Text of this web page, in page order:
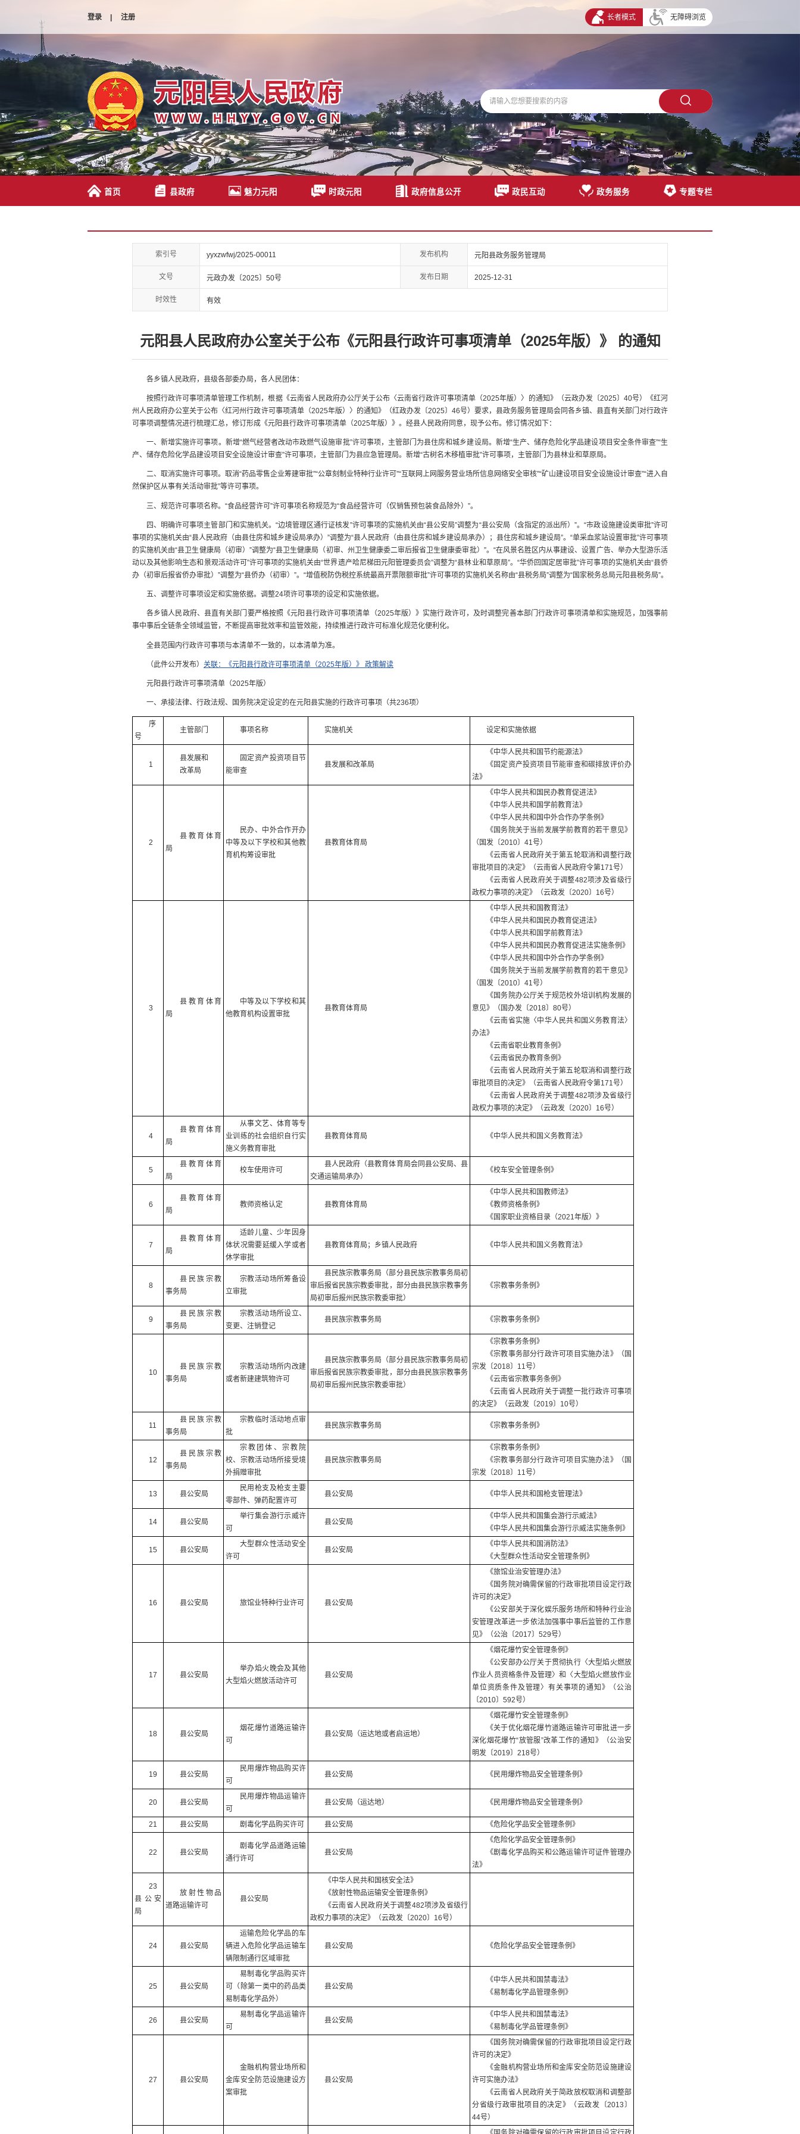
登录 | 注册 长者模式 无障碍浏览
首页 县政府 魅力元阳 时政元阳 政府信息公开 政民互动 政务服务 专题专栏
索引号 yyxzwfwj/2025-00011 发布机构 元阳县政务服务管理局
文号 元政办发〔2025〕50号 发布日期 2025-12-31
时效性 有效
元阳县人民政府办公室关于公布《元阳县行政许可事项清单（2025年版）》 的通知
各乡镇人民政府，县级各部委办局，各人民团体：
按照行政许可事项清单管理工作机制，根据《云南省人民政府办公厅关于公布〈云南省行政许可事项清单（2025年版）〉的通知》（云政办发〔2025〕40号）《红河
州人民政府办公室关于公布〈红河州行政许可事项清单（2025年版）〉的通知》（红政办发〔2025〕46号）要求，县政务服务管理局会同各乡镇、县直有关部门对行政许
可事项调整情况进行梳理汇总，修订形成《元阳县行政许可事项清单（2025年版）》。经县人民政府同意，现予公布。修订情况如下：
一、新增实施许可事项。新增“燃气经营者改动市政燃气设施审批”许可事项，主管部门为县住房和城乡建设局。新增“生产、储存危险化学品建设项目安全条件审查”“生
产、储存危险化学品建设项目安全设施设计审查”许可事项，主管部门为县应急管理局。新增“古树名木移植审批”许可事项，主管部门为县林业和草原局。
二、取消实施许可事项。取消“药品零售企业筹建审批”“公章刻制业特种行业许可”“互联网上网服务营业场所信息网络安全审核”“矿山建设项目安全设施设计审查”“进入自
然保护区从事有关活动审批”等许可事项。
三、规范许可事项名称。“食品经营许可”许可事项名称规范为“食品经营许可（仅销售预包装食品除外）”。
四、明确许可事项主管部门和实施机关。“边境管理区通行证核发”许可事项的实施机关由“县公安局”调整为“县公安局（含指定的派出所）”。“市政设施建设类审批”许可
事项的实施机关由“县人民政府（由县住房和城乡建设局承办）”调整为“县人民政府（由县住房和城乡建设局承办）；县住房和城乡建设局”。“单采血浆站设置审批”许可事项
的实施机关由“县卫生健康局（初审）”调整为“县卫生健康局（初审、州卫生健康委二审后报省卫生健康委审批）”。“在风景名胜区内从事建设、设置广告、举办大型游乐活
动以及其他影响生态和景观活动许可”许可事项的实施机关由“世界遗产哈尼梯田元阳管理委员会”调整为“县林业和草原局”。“华侨回国定居审批”许可事项的实施机关由“县侨
办（初审后报省侨办审批）”调整为“县侨办（初审）”。“增值税防伪税控系统最高开票限额审批”许可事项的实施机关名称由“县税务局”调整为“国家税务总局元阳县税务局”。
五、调整许可事项设定和实施依据。调整24项许可事项的设定和实施依据。
各乡镇人民政府、县直有关部门要严格按照《元阳县行政许可事项清单（2025年版）》实施行政许可，及时调整完善本部门行政许可事项清单和实施规范，加强事前
事中事后全链条全领域监管，不断提高审批效率和监管效能，持续推进行政许可标准化规范化便利化。
全县范围内行政许可事项与本清单不一致的，以本清单为准。
（此件公开发布） 关联：《元阳县行政许可事项清单（2025年版）》 政策解读
元阳县行政许可事项清单（2025年版）
一、承接法律、行政法规、国务院决定设定的在元阳县实施的行政许可事项（共236项）
序
号
主管部门 事项名称 实施机关 设定和实施依据
1
县发展和
改革局
固定资产投资项目节
能审查
县发展和改革局
《中华人民共和国节约能源法》
《固定资产投资项目节能审查和碳排放评价办
法》
2
县教育体育
局
民办、中外合作开办
中等及以下学校和其他教
育机构筹设审批
县教育体育局
《中华人民共和国民办教育促进法》
《中华人民共和国学前教育法》
《中华人民共和国中外合作办学条例》
《国务院关于当前发展学前教育的若干意见》
（国发〔2010〕41号）
《云南省人民政府关于第五轮取消和调整行政
审批项目的决定》（云南省人民政府令第171号）
《云南省人民政府关于调整482项涉及省级行
政权力事项的决定》（云政发〔2020〕16号）
3
县教育体育
局
中等及以下学校和其
他教育机构设置审批
县教育体育局
《中华人民共和国教育法》
《中华人民共和国民办教育促进法》
《中华人民共和国学前教育法》
《中华人民共和国民办教育促进法实施条例》
《中华人民共和国中外合作办学条例》
《国务院关于当前发展学前教育的若干意见》
（国发〔2010〕41号）
《国务院办公厅关于规范校外培训机构发展的
意见》（国办发〔2018〕80号）
《云南省实施〈中华人民共和国义务教育法〉
办法》
《云南省职业教育条例》
《云南省民办教育条例》
《云南省人民政府关于第五轮取消和调整行政
审批项目的决定》（云南省人民政府令第171号）
《云南省人民政府关于调整482项涉及省级行
政权力事项的决定》（云政发〔2020〕16号）
4
县教育体育
局
从事文艺、体育等专
业训练的社会组织自行实
施义务教育审批
县教育体育局 《中华人民共和国义务教育法》
5
县教育体育
局
校车使用许可
县人民政府（县教育体育局会同县公安局、县
交通运输局承办）
《校车安全管理条例》
6
县教育体育
局
教师资格认定 县教育体育局
《中华人民共和国教师法》
《教师资格条例》
《国家职业资格目录（2021年版）》
7
县教育体育
局
适龄儿童、少年因身
体状况需要延缓入学或者
休学审批
县教育体育局；乡镇人民政府 《中华人民共和国义务教育法》
8
县民族宗教
事务局
宗教活动场所筹备设
立审批
县民族宗教事务局（部分县民族宗教事务局初
审后报省民族宗教委审批，部分由县民族宗教事务
局初审后报州民族宗教委审批）
《宗教事务条例》
9
县民族宗教
事务局
宗教活动场所设立、
变更、注销登记
县民族宗教事务局 《宗教事务条例》
10
县民族宗教
事务局
宗教活动场所内改建
或者新建建筑物许可
县民族宗教事务局（部分县民族宗教事务局初
审后报省民族宗教委审批，部分由县民族宗教事务
局初审后报州民族宗教委审批）
《宗教事务条例》
《宗教事务部分行政许可项目实施办法》（国
宗发〔2018〕11号）
《云南省宗教事务条例》
《云南省人民政府关于调整一批行政许可事项
的决定》（云政发〔2019〕10号）
11
县民族宗教
事务局
宗教临时活动地点审
批
县民族宗教事务局 《宗教事务条例》
12
县民族宗教
事务局
宗教团体、宗教院
校、宗教活动场所接受境
外捐赠审批
县民族宗教事务局
《宗教事务条例》
《宗教事务部分行政许可项目实施办法》（国
宗发〔2018〕11号）
13 县公安局
民用枪支及枪支主要
零部件、弹药配置许可
县公安局 《中华人民共和国枪支管理法》
14 县公安局
举行集会游行示威许
可
县公安局
《中华人民共和国集会游行示威法》
《中华人民共和国集会游行示威法实施条例》
15 县公安局
大型群众性活动安全
许可
县公安局
《中华人民共和国消防法》
《大型群众性活动安全管理条例》
16 县公安局 旅馆业特种行业许可 县公安局
《旅馆业治安管理办法》
《国务院对确需保留的行政审批项目设定行政
许可的决定》
《公安部关于深化娱乐服务场所和特种行业治
安管理改革进一步依法加强事中事后监管的工作意
见》（公治〔2017〕529号）
17 县公安局
举办焰火晚会及其他
大型焰火燃放活动许可
县公安局
《烟花爆竹安全管理条例》
《公安部办公厅关于贯彻执行〈大型焰火燃放
作业人员资格条件及管理〉和〈大型焰火燃放作业
单位资质条件及管理〉有关事项的通知》（公治
〔2010〕592号）
18 县公安局
烟花爆竹道路运输许
可
县公安局（运达地或者启运地）
《烟花爆竹安全管理条例》
《关于优化烟花爆竹道路运输许可审批进一步
深化烟花爆竹“放管服”改革工作的通知》（公治安
明发〔2019〕218号）
19 县公安局
民用爆炸物品购买许
可
县公安局 《民用爆炸物品安全管理条例》
20 县公安局
民用爆炸物品运输许
可
县公安局（运达地） 《民用爆炸物品安全管理条例》
21 县公安局 剧毒化学品购买许可 县公安局 《危险化学品安全管理条例》
22 县公安局
剧毒化学品道路运输
通行许可
县公安局
《危险化学品安全管理条例》
《剧毒化学品购买和公路运输许可证件管理办
法》
23
县公安
局
放射性物品
道路运输许可
县公安局
《中华人民共和国核安全法》
《放射性物品运输安全管理条例》
《云南省人民政府关于调整482项涉及省级行
政权力事项的决定》（云政发〔2020〕16号）
24 县公安局
运输危险化学品的车
辆进入危险化学品运输车
辆限制通行区域审批
县公安局 《危险化学品安全管理条例》
25 县公安局
易制毒化学品购买许
可（除第一类中的药品类
易制毒化学品外）
县公安局
《中华人民共和国禁毒法》
《易制毒化学品管理条例》
26 县公安局
易制毒化学品运输许
可
县公安局
《中华人民共和国禁毒法》
《易制毒化学品管理条例》
27 县公安局
金融机构营业场所和
金库安全防范设施建设方
案审批
县公安局
《国务院对确需保留的行政审批项目设定行政
许可的决定》
《金融机构营业场所和金库安全防范设施建设
许可实施办法》
《云南省人民政府关于简政放权取消和调整部
分省级行政审批项目的决定》（云政发〔2013〕
44号）